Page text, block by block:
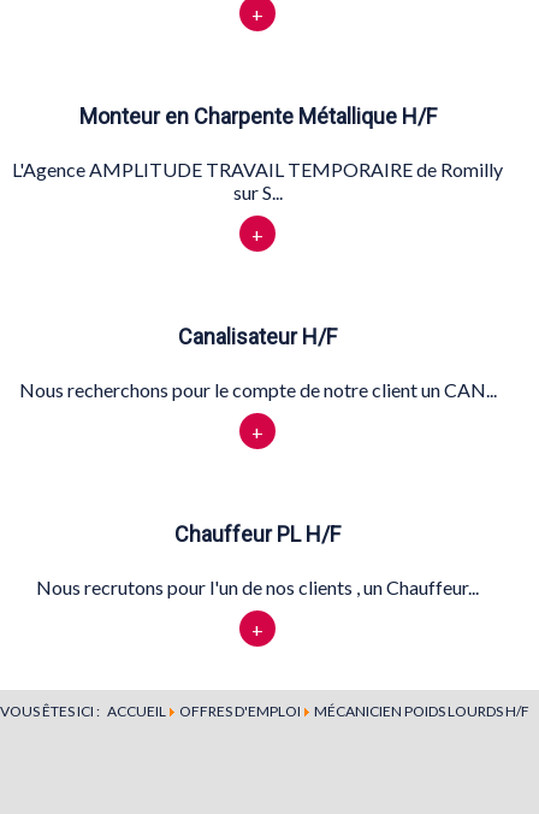
+
Monteur en Charpente Métallique H/F
L'Agence AMPLITUDE TRAVAIL TEMPORAIRE de Romilly
sur S...
+
Canalisateur H/F
Nous recherchons pour le compte de notre client un CAN...
+
Chauffeur PL H/F
Nous recrutons pour l'un de nos clients , un Chauffeur...
+
VOUS ÊTES ICI : ACCUEIL OFFRES D'EMPLOI MÉCANICIEN POIDS LOURDS H/F